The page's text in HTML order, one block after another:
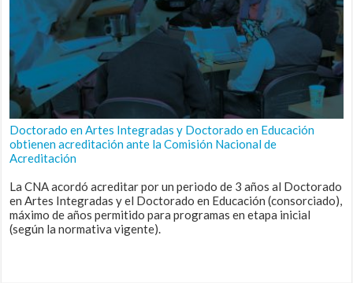
Doctorado en Artes Integradas y Doctorado en Educación
obtienen acreditación ante la Comisión Nacional de
Acreditación
La CNA acordó acreditar por un periodo de 3 años al Doctorado
en Artes Integradas y el Doctorado en Educación (consorciado),
máximo de años permitido para programas en etapa inicial
(según la normativa vigente).